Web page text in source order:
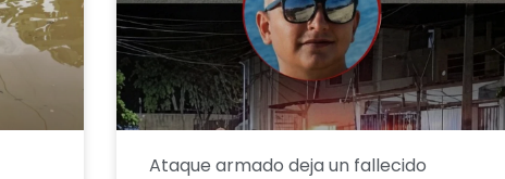
Ataque armado deja un fallecido